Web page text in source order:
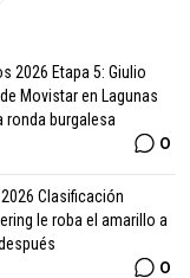
2026 Etapa 5: Giulio
Movistar en Lagunas
ronda burgalesa
0
Clasificación
le roba el amarillo a
0